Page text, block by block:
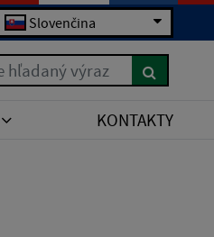
Slovenčina
výraz
KONTAKTY